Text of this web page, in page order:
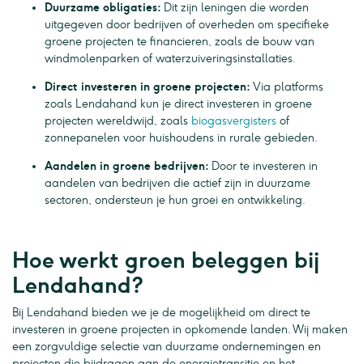
Duurzame obligaties: Dit zijn leningen die worden
uitgegeven door bedrijven of overheden om specifieke
groene projecten te financieren, zoals de bouw van
windmolenparken of waterzuiveringsinstallaties.
Direct investeren in groene projecten: Via platforms
zoals Lendahand kun je direct investeren in groene
projecten wereldwijd, zoals biogasvergisters of
zonnepanelen voor huishoudens in rurale gebieden.
Aandelen in groene bedrijven: Door te investeren in
aandelen van bedrijven die actief zijn in duurzame
sectoren, ondersteun je hun groei en ontwikkeling.
Hoe werkt groen beleggen bij
Lendahand?
Bij Lendahand bieden we je de mogelijkheid om direct te
investeren in groene projecten in opkomende landen. Wij maken
een zorgvuldige selectie van duurzame ondernemingen en